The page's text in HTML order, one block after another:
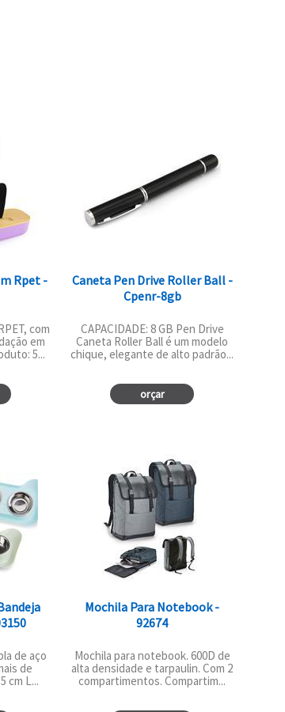
Rpet -
com
em
5...
Caneta Pen Drive Roller Ball -
Cpenr-8gb
CAPACIDADE: 8 GB Pen Drive
Caneta Roller Ball é um modelo
chique, elegante de alto padrão...
orçar
de aço
de
cm L...
Mochila Para Notebook -
92674
Mochila para notebook. 600D de
alta densidade e tarpaulin. Com 2
compartimentos. Compartim...